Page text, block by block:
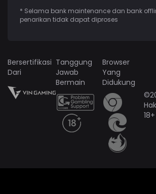
* Selama bank maintenance dan bank
penarikan tidak dapat diproses
Bersertifikasi
Dari
Tanggung
Jawab
Bermain
Browser
Yang
Didukung
18+